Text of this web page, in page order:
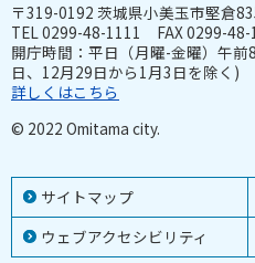
サイトマップ
ウェブアクセシビリティ
〒319-0192 茨城県小美玉市堅倉
TEL 0299-48-1111 FAX 0299-48-
開庁時間：平日（月曜-金曜）午
日、12月29日から1月3日を除く)
詳しくはこちら
© 2022 Omitama city.